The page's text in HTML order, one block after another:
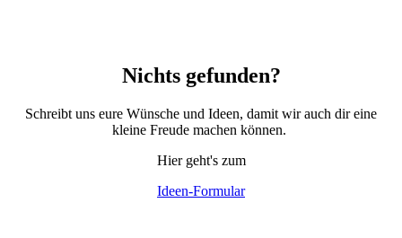
Nichts gefunden?
Schreibt uns eure Wünsche und Ideen, damit wir auch dir eine
kleine Freude machen können.
Hier geht's zum
Ideen-Formular